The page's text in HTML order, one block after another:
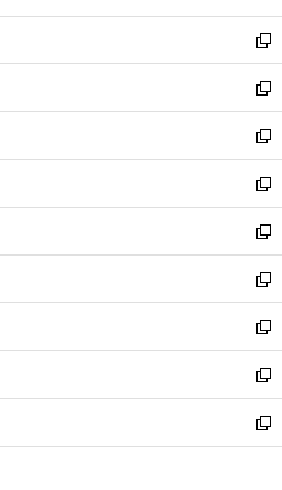
開
く
ウ
で
開
く
ン
ド
ウ
で
開
く
し
い
ウ
ィ
ン
ド
ウ
で
開
く
新
し
い
ウ
ィ
ン
ド
ウ
で
開
く
新
し
い
ウ
ィ
ン
ド
ウ
で
開
く
新
し
い
ウ
ィ
ン
ド
ウ
で
開
く
新
し
い
ウ
ィ
ン
ド
ウ
で
開
く
新
し
い
ウ
ィ
ン
ド
ウ
で
開
新
し
い
ウ
ィ
ン
ド
ウ
新
し
い
ウ
ィ
ン
新
し
い
ウ
新
し